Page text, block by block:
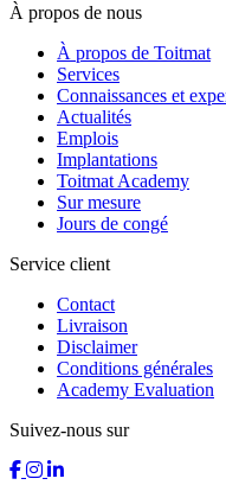
À propos de nous
À propos de Toitmat
Services
Connaissances et
Actualités
Emplois
Implantations
Toitmat Academy
Sur mesure
Jours de congé
Service client
Contact
Livraison
Disclaimer
Conditions générales
Academy Evaluation
Suivez-nous sur